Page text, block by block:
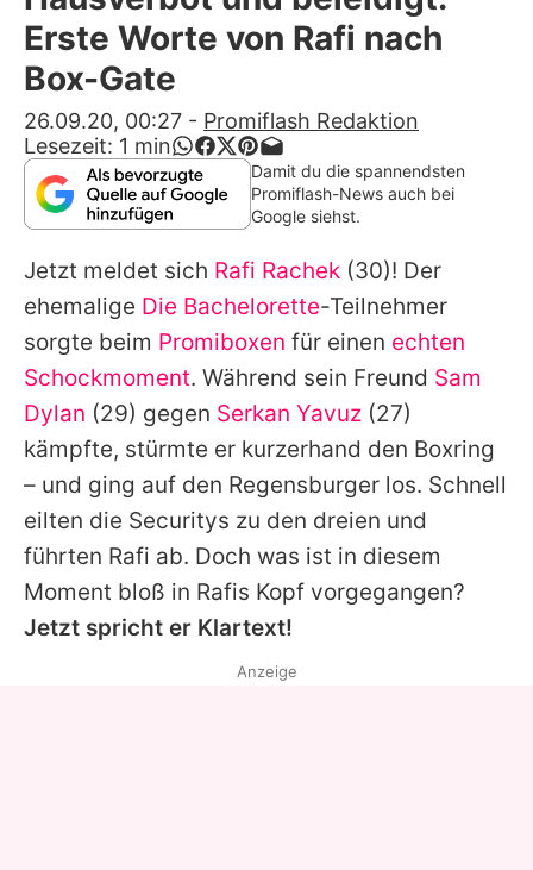
Alle Themen auf Promiflash
App runterladen
Team
Redaktionelle Richtlinien
Impressum
Datenschutzerklärung
Nutzungsbedingungen
Utiq verwalten
Erste Worte von Rafi nach
Box-Gate
26.09.20, 00:27 - Promiflash Redaktion
Lesezeit: 1 min
Damit du die spannendsten
Promiflash-News auch bei
Google siehst.
Jetzt meldet sich Rafi Rachek (30)! Der
ehemalige Die Bachelorette-Teilnehmer
sorgte beim Promiboxen für einen echten
Schockmoment. Während sein Freund Sam
Dylan (29) gegen Serkan Yavuz (27)
kämpfte, stürmte er kurzerhand den Boxring
– und ging auf den Regensburger los. Schnell
eilten die Securitys zu den dreien und
führten Rafi ab. Doch was ist in diesem
Moment bloß in Rafis Kopf vorgegangen?
Jetzt spricht er Klartext!
Anzeige